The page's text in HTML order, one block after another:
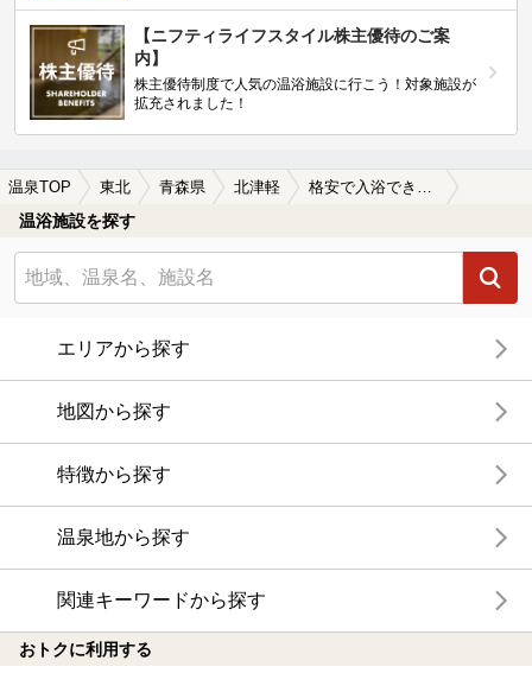
【ニフティライフスタイル株主優待のご案
内】
株主優待制度で人気の温浴施設に行こう！対象施設が
拡充されました！
温泉TOP 東北 青森県 北津軽 格安で入浴できる北津軽の温泉、日帰り温泉、スーパー銭湯おすすめ
温浴施設を探す
エリアから探す
地図から探す
特徴から探す
温泉地から探す
関連キーワードから探す
おトクに利用する